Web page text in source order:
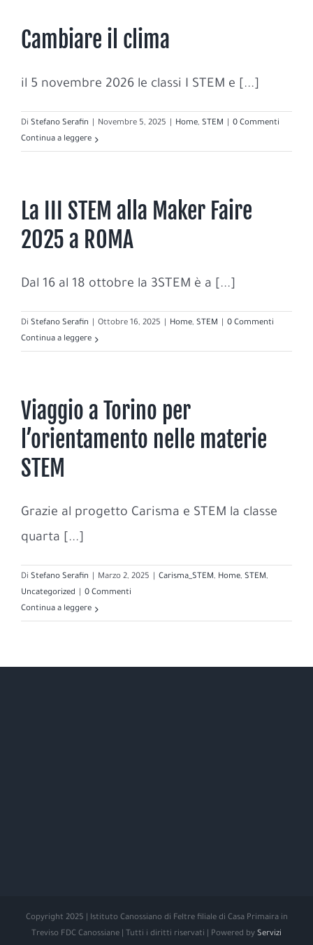
Cambiare il clima
il 5 novembre 2026 le classi I STEM e [...]
Di Stefano Serafin Novembre 5, 2025 Home, STEM
0 Commenti
Continua a leggere
La III STEM alla Maker Faire
2025 a ROMA
Dal 16 al 18 ottobre la 3STEM è a [...]
Di Stefano Serafin Ottobre 16, 2025 Home, STEM
0 Commenti
Continua a leggere
Viaggio a Torino per
l’orientamento nelle materie
STEM
Grazie al progetto Carisma e STEM la classe
quarta [...]
Di Stefano Serafin Marzo 2, 2025 Carisma_STEM, Home, STEM,
Uncategorized
0 Commenti
Continua a leggere
Copyright 2025 | Istituto Canossiano di Feltre filiale di Casa Primaira in
Treviso FDC Canossiane | Tutti i diritti riservati | Powered by Servizi